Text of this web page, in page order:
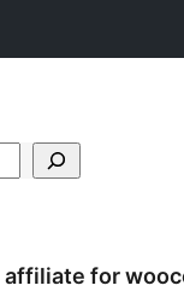
affiliate for